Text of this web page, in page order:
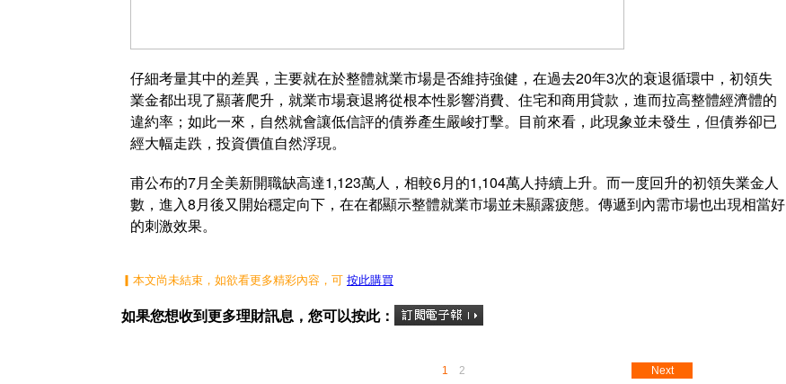
仔細考量其中的差異，主要就在於整體就業市場是否維持強健，在過去20年3次的衰退循環中，初領失
業金都出現了顯著爬升，就業市場衰退將從根本性影響消費、住宅和商用貸款，進而拉高整體經濟體的
違約率；如此一來，自然就會讓低信評的債券產生嚴峻打擊。目前來看，此現象並未發生，但債券卻已
經大幅走跌，投資價值自然浮現。
甫公布的7月全美新開職缺高達1,123萬人，相較6月的1,104萬人持續上升。而一度回升的初領失業金人
數，進入8月後又開始穩定向下，在在都顯示整體就業市場並未顯露疲態。傳遞到內需市場也出現相當好
的刺激效果。
▎本文尚未結束，如欲看更多精彩內容，可 按此購買
如果您想收到更多理財訊息，您可以按此：
1 2 Next